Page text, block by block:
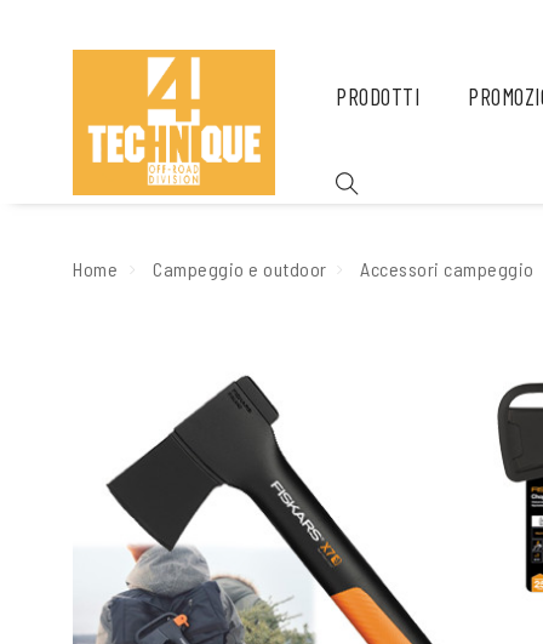
PRODOTTI
Home Campeggio e outdoor Accessori campeggio